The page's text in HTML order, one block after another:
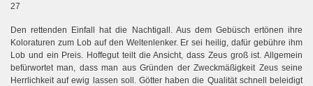
27
Den rettenden Einfall hat die Nachtigall. Aus dem Gebüsch ertönen ihre
Koloraturen zum Lob auf den Weltenlenker. Er sei heilig, dafür gebühre ihm
Lob und ein Preis. Hoffegut teilt die Ansicht, dass Zeus groß ist. Allgemein
befürwortet man, dass man aus Gründen der Zweckmäßigkeit Zeus seine
Herrlichkeit auf ewig lassen soll. Götter haben die Qualität schnell beleidigt